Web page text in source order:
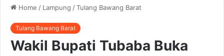
Home / Lampung /Tulang Bawang Barat
Tulang Bawang Barat
Wakil Bupati Tubaba Buka